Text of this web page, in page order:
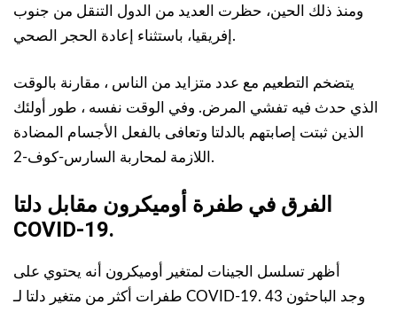
ومنذ ذلك الحين، حظرت العديد من الدول التنقل من جنوب
إفريقيا، باستثناء إعادة الحجر الصحي.
يتضخم التطعيم مع عدد متزايد من الناس ، مقارنة بالوقت
الذي حدث فيه تفشي المرض. وفي الوقت نفسه ، طور أولئك
الذين ثبتت إصابتهم بالدلتا وتعافى بالفعل الأجسام المضادة
اللازمة لمحاربة السارس-كوف-2.
الفرق في طفرة أوميكرون مقابل دلتا
COVID-19.
أظهر تسلسل الجينات لمتغير أوميكرون أنه يحتوي على
طفرات أكثر من متغير دلتا لـ COVID-19. وجد الباحثون 43